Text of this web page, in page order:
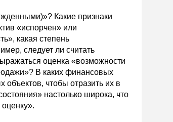
Какие признаки
«испорчен» или
какая степень
следует ли считать
оценка «возможности
В каких финансовых
чтобы отразить их в
настолько широка, что